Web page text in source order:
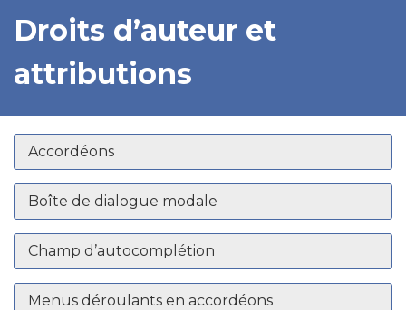
Droits d’auteur et
attributions
Accordéons
Boîte de dialogue modale
Champ d’autocomplétion
Menus déroulants en accordéons